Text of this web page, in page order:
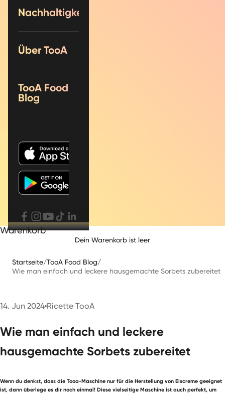
Nachhaltigkeit
Über TooA
TooA Food
Blog
Warenkorb
Dein Warenkorb ist leer
Startseite/TooA Food Blog/
Wie man einfach und leckere hausgemachte Sorbets zubereitet
14. Jun 2024 Ricette TooA
Wie man einfach und leckere
hausgemachte Sorbets zubereitet
Wenn du denkst, dass die Tooa-Maschine nur für die Herstellung von Eiscreme geeignet
ist, dann überlege es dir noch einmal! Diese vielseitige Maschine ist auch perfekt, um